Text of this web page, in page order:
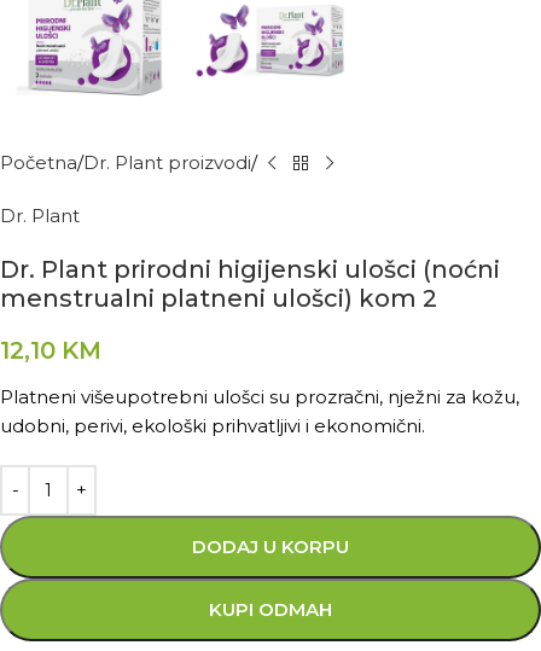
Početna Dr. Plant proizvodi
Dr. Plant
Dr. Plant prirodni higijenski ulošci (noćni
menstrualni platneni ulošci) kom 2
12,10 KM
Platneni višeupotrebni ulošci su prozračni, nježni za kožu,
udobni, perivi, ekološki prihvatljivi i ekonomični.
DODAJ U KORPU
KUPI ODMAH